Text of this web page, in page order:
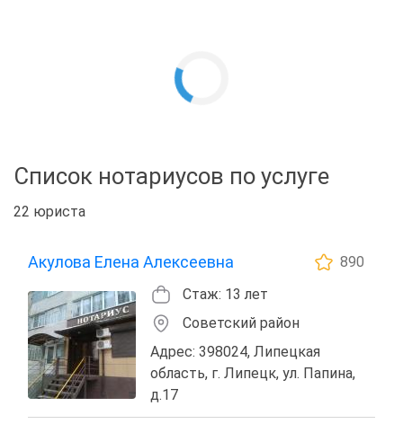
Список нотариусов по услуге
22 юриста
Акулова Елена Алексеевна
890
Стаж: 13 лет
Советский район
Адрес: 398024, Липецкая
область, г. Липецк, ул. Папина,
д.17